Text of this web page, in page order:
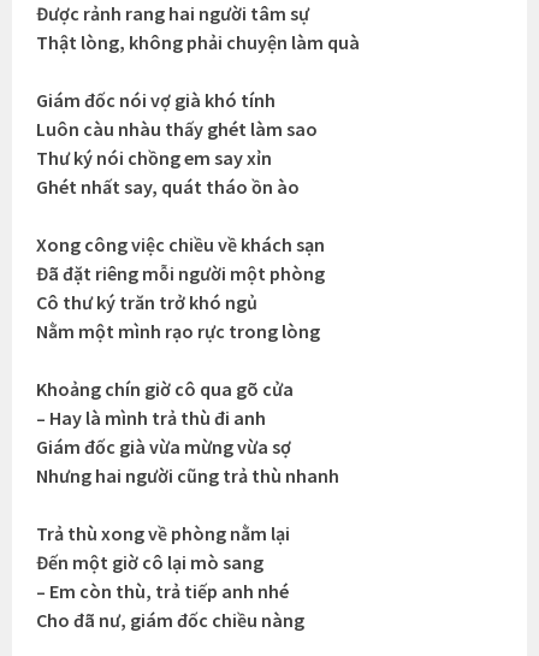
Được rảnh rang hai người tâm sự
Thật lòng, không phải chuyện làm quà
Giám đốc nói vợ già khó tính
Luôn càu nhàu thấy ghét làm sao
Thư ký nói chồng em say xỉn
Ghét nhất say, quát tháo ồn ào
Xong công việc chiều về khách sạn
Đã đặt riêng mỗi người một phòng
Cô thư ký trăn trở khó ngủ
Nằm một mình rạo rực trong lòng
Khoảng chín giờ cô qua gõ cửa
– Hay là mình trả thù đi anh
Giám đốc già vừa mừng vừa sợ
Nhưng hai người cũng trả thù nhanh
Trả thù xong về phòng nằm lại
Đến một giờ cô lại mò sang
– Em còn thù, trả tiếp anh nhé
Cho đã nư, giám đốc chiều nàng